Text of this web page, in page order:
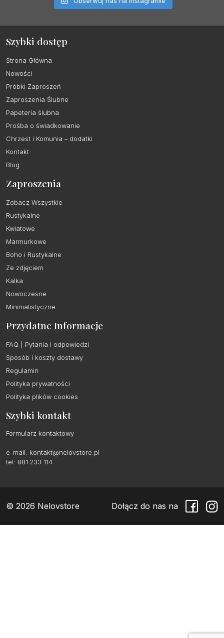
Szybki dostęp
Strona Główna
Nowości
Próbki Zaproszeń
Zaproszenia Ślubne
Papeteria ślubna
Prośba o świadkowanie
Chrzest i Komunia – dodatki
Kontakt
Blog
Zaproszenia
Zobacz Wszystkie
Rustykalne
Kwiatowe
Marmurkowe
Boho i Rustykalne
Ze zdjęciem
Kalka
Nowoczesne
Minimalistyczne
Przydatne Informacje
FAQ | Pytania i odpowiedzi
Sposób i koszty dostawy
Regulamin
Polityka prywatności
Polityka plików cookies
Szybki kontakt
Formularz kontaktowy
e-mail: kontakt@nelovstore.pl
tel: 881 233 114
© 2026 Nelovstore Dołącz do nas na